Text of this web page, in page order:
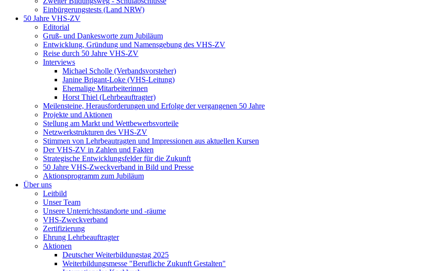
Einbürgerungstests (Land NRW)
50 Jahre VHS-ZV
Editorial
Gruß- und Dankesworte zum Jubiläum
Entwicklung, Gründung und Namensgebung des VHS-ZV
Reise durch 50 Jahre VHS-ZV
Interviews
Michael Scholle (Verbandsvorsteher)
Janine Brigant-Loke (VHS-Leitung)
Ehemalige Mitarbeiterinnen
Horst Thiel (Lehrbeauftragter)
Meilensteine, Herausforderungen und Erfolge der vergangenen 50 Jahre
Projekte und Aktionen
Stellung am Markt und Wettbewerbsvorteile
Netzwerkstrukturen des VHS-ZV
Stimmen von Lehrbeautragten und Impressionen aus aktuellen Kursen
Der VHS-ZV in Zahlen und Fakten
Strategische Entwicklungsfelder für die Zukunft
50 Jahre VHS-Zweckverband in Bild und Presse
Aktionsprogramm zum Jubiläum
Über uns
Leitbild
Unser Team
Unsere Unterrichtsstandorte und -räume
VHS-Zweckverband
Zertifizierung
Ehrung Lehrbeauftragter
Aktionen
Deutscher Weiterbildungstag 2025
Weiterbildungsmesse "Berufliche Zukunft Gestalten"